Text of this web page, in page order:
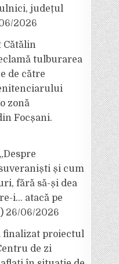
județul
2026
Cătălin
tulburarea
de către
zonă
Focșani.
și cum
fără să-și dea
i… atacă pe
26/06/2026
finalizat proiectul
de zi